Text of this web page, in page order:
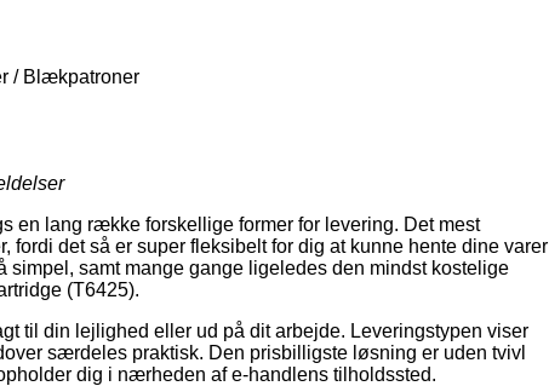
/ Blækpatroner
en lang række forskellige former for levering. Det mest
det så er super fleksibelt for dig at kunne hente dine varer
simpel, samt mange gange ligeledes den mindst kostelige
(T6425).
til din lejlighed eller ud på dit arbejde. Leveringstypen viser
særdeles praktisk. Den prisbilligste løsning er uden tvivl
dig i nærheden af e-handlens tilholdssted.